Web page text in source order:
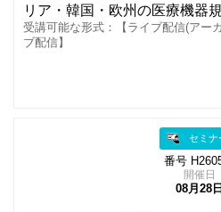
リア・韓国・欧州の医療機器
受講可能な形式：【ライブ配信(アー
ブ配信】
セミナ
番号
開催日
08月28日